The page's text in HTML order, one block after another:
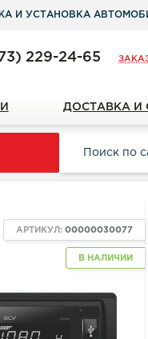
И УСТАНОВКА
229-24-65
ДОСТАВКА И
В НАЛИЧИИ
АРТИКУЛ:00000030077